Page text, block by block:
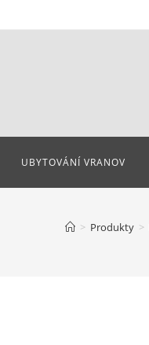
UBYTOVÁNÍ VRANOV
> Produkty >